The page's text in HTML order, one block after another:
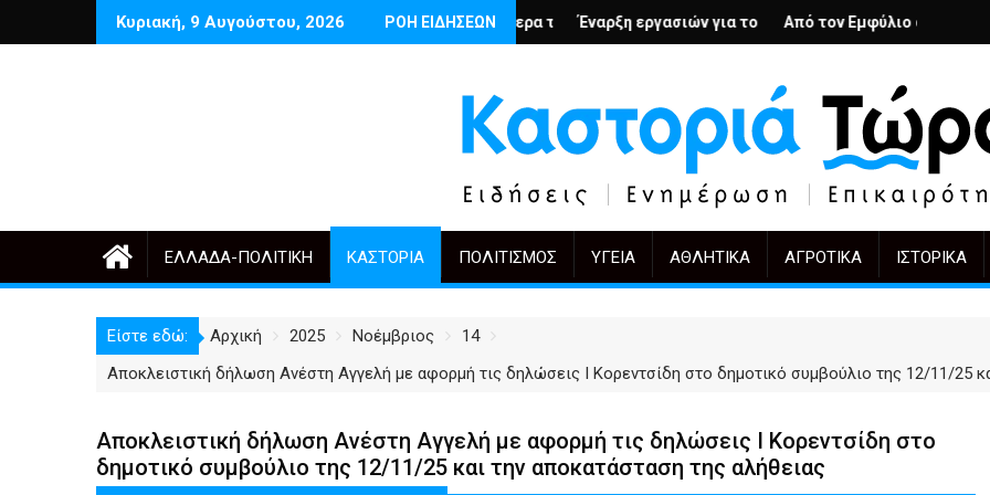
Κυριακή, 9 Αυγούστου, 2026 ΡΟΗ ΕΙΔΗΣΕΩΝ
Δέντρα έργα και πόλη: ανάμεσα στην ανάγκη και την υπερβολή
Ποιος θυμάται σήμερα τους Αρμένιους; – Ο Άρμιν Βέγκνερ απέναντι στη λήθη
Έναρξη εργασιών για το Κέντρο Ημέρας Ολικής Φροντίδας στην Καστοριά
Από τον Εμφύλιο στην Πόλωση: το ίδιο έργο,
KIFF 51: Η εικόνα
ΕΛΛΆΔΑ-ΠΟΛΙΤΙΚΉ ΚΑΣΤΟΡΙΆ ΠΟΛΙΤΙΣΜΌΣ ΥΓΕΊΑ ΑΘΛΗΤΙΚΆ ΑΓΡΟΤΙΚΆ ΙΣΤΟΡΙΚΆ
Είστε εδώ: Αρχική 2025 Νοέμβριος
14
Αποκλειστική δήλωση Ανέστη Αγγελή με αφορμή τις δηλώσεις Ι Κορεντσίδη στο δημοτικό συμβούλιο της 12/11/25
Αποκλειστική δήλωση Ανέστη Αγγελή με αφορμή τις δηλώσεις Ι Κορεντσίδη στο
δημοτικό συμβούλιο της 12/11/25 και την αποκατάσταση της αλήθειας